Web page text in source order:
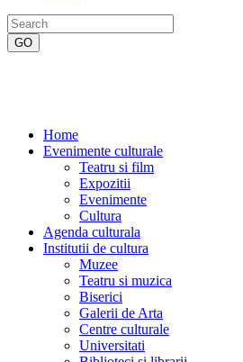
Home
Evenimente culturale
Teatru si film
Expozitii
Evenimente
Cultura
Agenda culturala
Institutii de cultura
Muzee
Teatru si muzica
Biserici
Galerii de Arta
Centre culturale
Universitati